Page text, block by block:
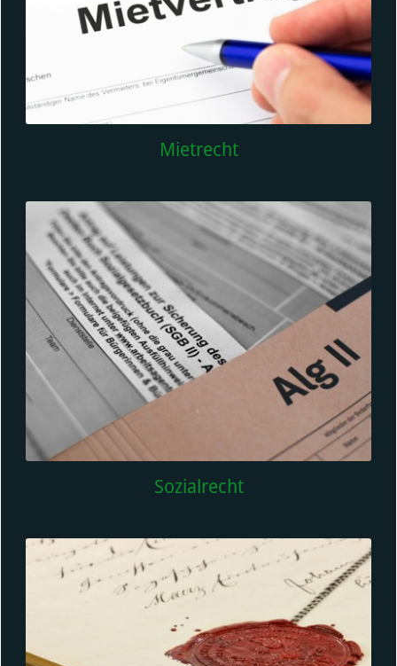
Mietrecht
Sozialrecht